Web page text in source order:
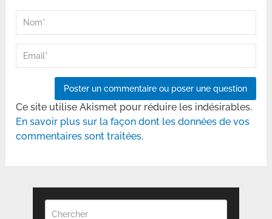
Ce site utilise Akismet pour réduire les indésirables.
En savoir plus sur la façon dont les données de vos
commentaires sont traitées.